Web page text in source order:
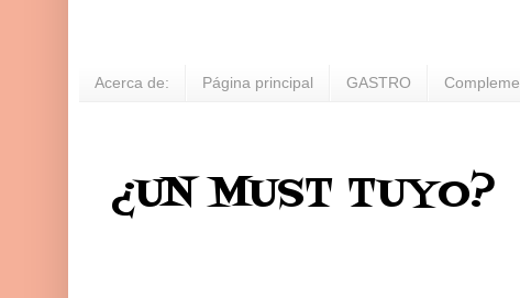
Acerca de: Página principal GASTRO
¿UN MUST TUYO?